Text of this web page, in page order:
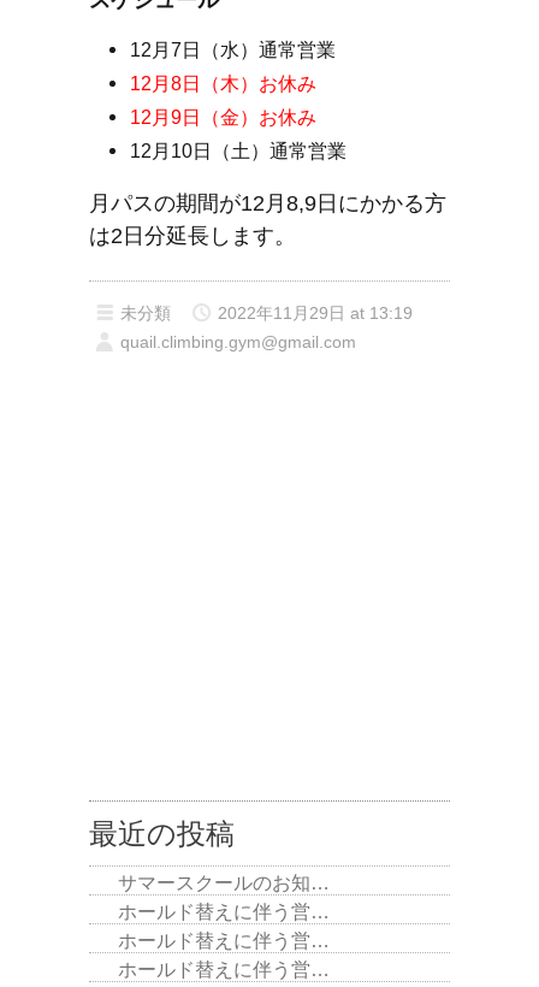
12月7日（水）通常営業
12月8日（木）お休み
12月9日（金）お休み
12月10日（土）通常営業
月パスの期間が12月8,9日にかかる方
は2日分延長します。
未分類
2022年11月29日 at 13:19
quail.climbing.gym@gmail.com
最近の投稿
サマースクールのお知…
ホールド替えに伴う営…
ホールド替えに伴う営…
ホールド替えに伴う営…